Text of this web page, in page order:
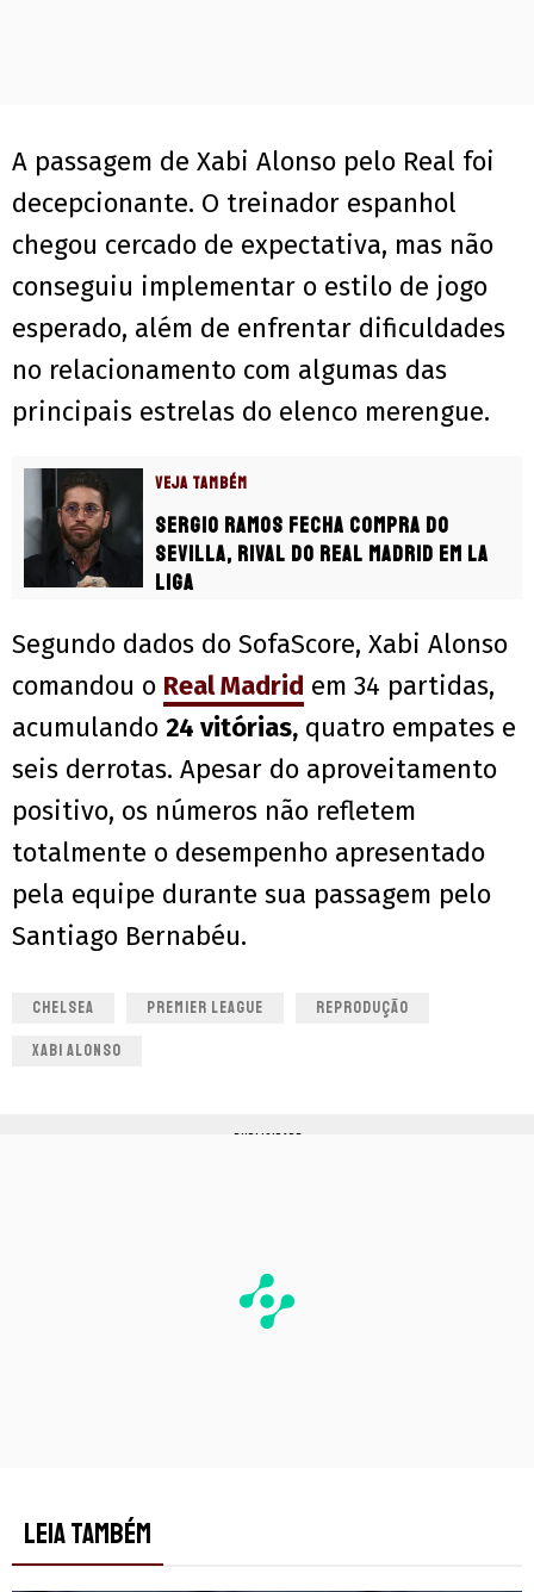
A passagem de Xabi Alonso pelo Real foi
decepcionante. O treinador espanhol
chegou cercado de expectativa, mas não
conseguiu implementar o estilo de jogo
esperado, além de enfrentar dificuldades
no relacionamento com algumas das
principais estrelas do elenco merengue.
VEJA TAMBÉM
Sergio Ramos fecha compra do
Sevilla, rival do Real Madrid em La
Liga
Segundo dados do SofaScore, Xabi Alonso
comandou o Real Madrid em 34 partidas,
acumulando 24 vitórias, quatro empates e
seis derrotas. Apesar do aproveitamento
positivo, os números não refletem
totalmente o desempenho apresentado
pela equipe durante sua passagem pelo
Santiago Bernabéu.
CHELSEA PREMIER LEAGUE REPRODUÇÃO
XABI ALONSO
PUBLICIDADE
LEIA TAMBÉM